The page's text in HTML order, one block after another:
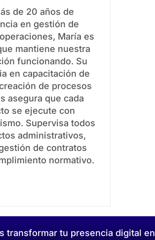
de 20 años de
en gestión de
María es
mantiene nuestra
funcionando. Su
en capacitación de
de procesos
asegura que cada
se ejecute con
Supervisa todos
administrativos,
de contratos
normativo.
transformar tu presencia digital en